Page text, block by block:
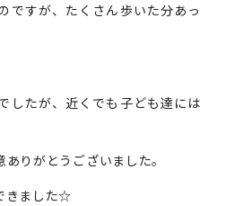
ですが、たくさん歩いた分あっ
したが、近くでも子ども達には
りがとうございました。
きました☆